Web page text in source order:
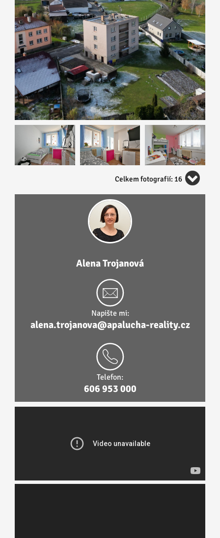
Celkem fotografií: 16
Alena Trojanová
Napište mi:
alena.trojanova@apalucha-reality.cz
Telefon:
606 953 000